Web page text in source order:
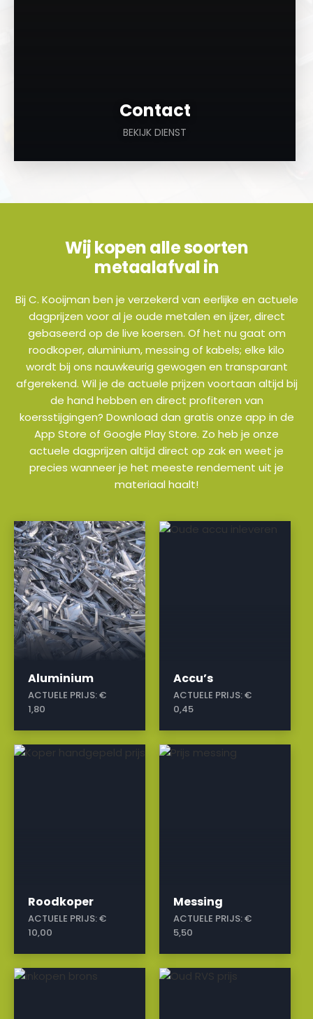
Contact
BEKIJK DIENST
Wij kopen alle soorten
metaalafval in
Bij C. Kooijman ben je verzekerd van eerlijke en actuele
dagprijzen voor al je oude metalen en ijzer, direct
gebaseerd op de live koersen. Of het nu gaat om
roodkoper, aluminium, messing of kabels; elke kilo
wordt bij ons nauwkeurig gewogen en transparant
afgerekend. Wil je de actuele prijzen voortaan altijd bij
de hand hebben en direct profiteren van
koersstijgingen? Download dan gratis onze app in de
App Store of Google Play Store. Zo heb je onze
actuele dagprijzen altijd direct op zak en weet je
precies wanneer je het meeste rendement uit je
materiaal haalt!
Aluminium
ACTUELE PRIJS:€
1,80
a
Accu’s
ACTUELE PRIJS:€
0,45
a
Roodkoper
ACTUELE PRIJS:€
10,00
a
Messing
ACTUELE PRIJS:€
5,50
a
a a